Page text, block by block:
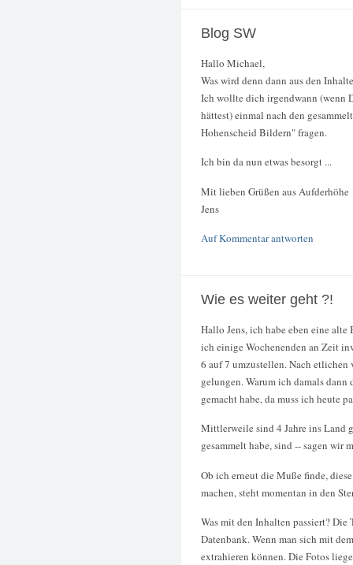
Blog SW
Hallo Michael,
Was wird denn dann aus den
Ich wollte dich irgendwann (wenn
hättest) einmal nach den
Hohenscheid Bildern" fragen.
Ich bin da nun etwas besorgt ...
Mit lieben Grüßen aus Aufderhöhe
Jens
Auf Kommentar antworten
Wie es weiter geht ?!
Hallo Jens, ich habe eben eine
ich einige Wochenenden an Zeit
6 auf 7 umzustellen. Nach etlichen
gelungen. Warum ich damals
gemacht habe, da muss ich heute
Mittlerweile sind 4 Jahre ins Land
gesammelt habe, sind -- sagen wir
Ob ich erneut die Muße finde,
machen, steht momentan in den
Was mit den Inhalten passiert?
Datenbank. Wenn man sich mit
extrahieren können. Die Fotos